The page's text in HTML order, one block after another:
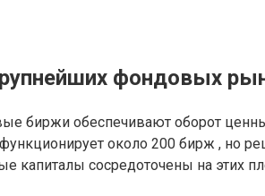
фондовых
биржи обеспечивают оборот
около 200 бирж , но
капиталы сосредоточены на этих